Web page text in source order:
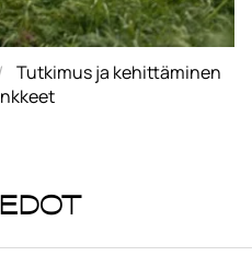
Tutkimus ja kehittäminen